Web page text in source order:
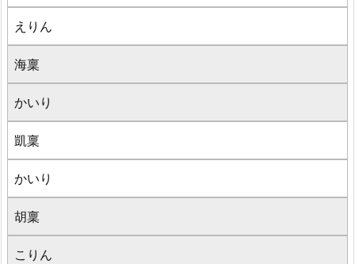
えりん
海稟
かいり
凱稟
かいり
胡稟
こりん